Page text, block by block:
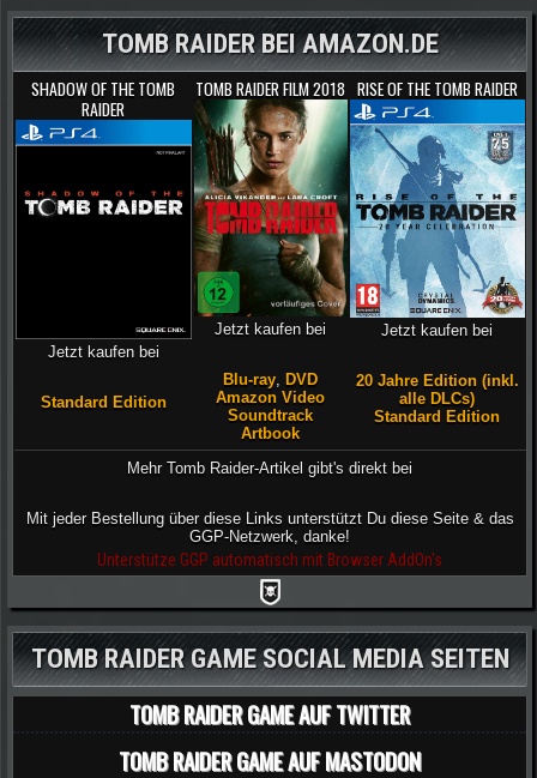
TOMB RAIDER BEI AMAZON.DE
SHADOW OF THE TOMB
RAIDER
Jetzt kaufen bei
Standard Edition
TOMB RAIDER FILM 2018
Jetzt kaufen bei
Blu-ray, DVD
Amazon Video
Soundtrack
Artbook
RISE OF THE TOMB RAIDER
Jetzt kaufen bei
20 Jahre Edition (inkl.
alle DLCs)
Standard Edition
Mehr Tomb Raider-Artikel gibt's direkt bei
Mit jeder Bestellung über diese Links unterstützt Du diese Seite & das
GGP-Netzwerk, danke!
Unterstütze GGP automatisch mit Browser AddOn's
TOMB RAIDER GAME SOCIAL MEDIA SEITEN
TOMB RAIDER GAME AUF TWITTER
TOMB RAIDER GAME AUF MASTODON